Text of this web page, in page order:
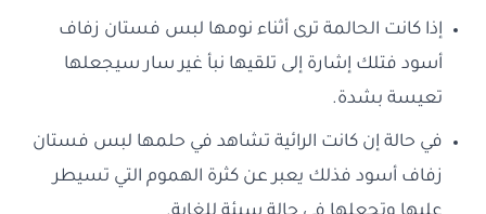
إذا كانت الحالمة ترى أثناء نومها لبس فستان زفاف
أسود فتلك إشارة إلى تلقيها نبأ غير سار سيجعلها
تعيسة بشدة.
في حالة إن كانت الرائية تشاهد في حلمها لبس فستان
زفاف أسود فذلك يعبر عن كثرة الهموم التي تسيطر